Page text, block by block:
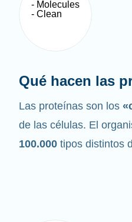
Qué hacen las
Las proteínas son los
de las células. El
100.000 tipos distintos